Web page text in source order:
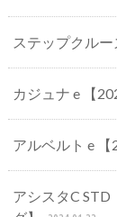
ステップクルー
カジュナ e 【
アルベルト e
アシスタC